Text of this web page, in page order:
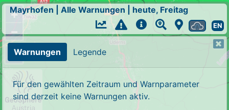
+
−
Mayrhofen Alle Warnungen heute, Freitag
EN
Warnungen Legende
Für den gewählten Zeitraum und Warnparameter
sind derzeit keine Warnungen aktiv.